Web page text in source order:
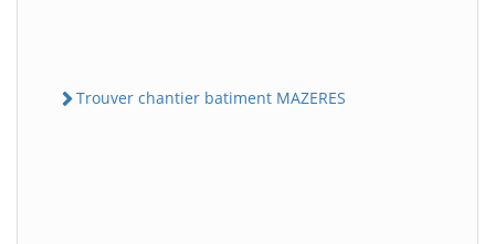
Trouver chantier batiment MAZERES